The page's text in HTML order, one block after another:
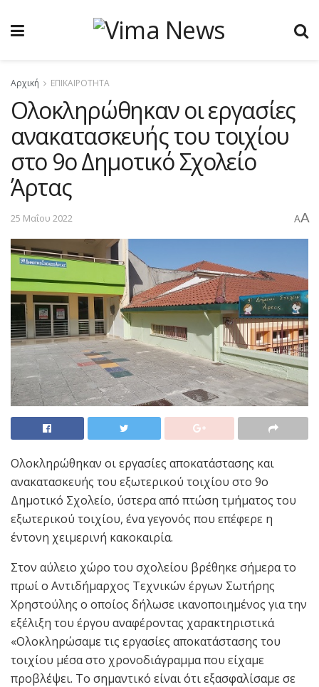
Αρχική ΕΠΙΚΑΙΡΟΤΗΤΑ
Ολοκληρώθηκαν οι εργασίες
ανακατασκευής του τοιχίου
στο 9ο Δημοτικό Σχολείο
Άρτας
25 Μαΐου 2022 AA
Ολοκληρώθηκαν οι εργασίες αποκατάστασης και
ανακατασκευής του εξωτερικού τοιχίου στο 9ο
Δημοτικό Σχολείο, ύστερα από πτώση τμήματος του
εξωτερικού τοιχίου, ένα γεγονός που επέφερε η
έντονη χειμερινή κακοκαιρία.
Στον αύλειο χώρο του σχολείου βρέθηκε σήμερα το
πρωί ο Αντιδήμαρχος Τεχνικών έργων Σωτήρης
Χρηστούλης ο οποίος δήλωσε ικανοποιημένος για την
εξέλιξη του έργου αναφέροντας χαρακτηριστικά
«Ολοκληρώσαμε τις εργασίες αποκατάστασης του
τοιχίου μέσα στο χρονοδιάγραμμα που είχαμε
προβλέψει. Το σημαντικό είναι ότι εξασφαλίσαμε σε